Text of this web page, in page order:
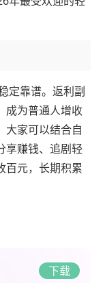
定靠谱。返利副
成为普通人增收
大家可以结合自
享赚钱、追剧轻
百元，长期积累
下载